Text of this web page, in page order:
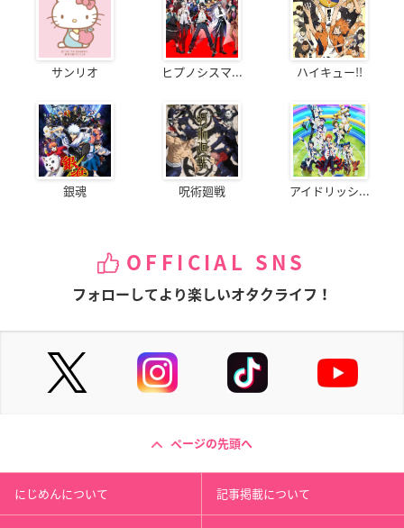
サンリオ ヒプノシスマ... ハイキュー!!
銀魂 呪術廻戦 アイドリッシ...
OFFICIAL SNS
フォローしてより楽しいオタクライフ！
ページの先頭へ
にじめんについて 記事掲載について